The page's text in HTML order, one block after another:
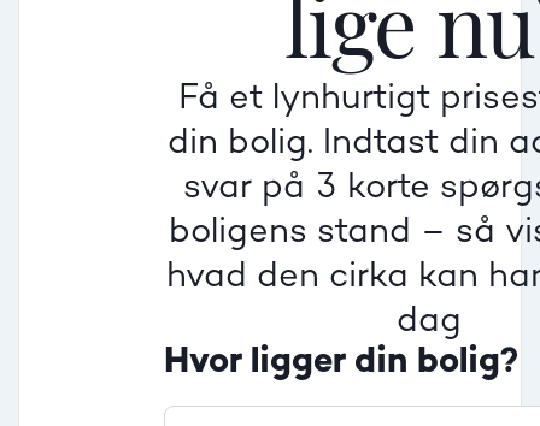
Få et lynhurtigt
din bolig. Indtast din
svar på 3 korte
boligens stand – så
hvad den cirka kan
dag
Hvor ligger din bolig?
Dårlig
Dårlig
Dårlig
Villa
Beregner pris